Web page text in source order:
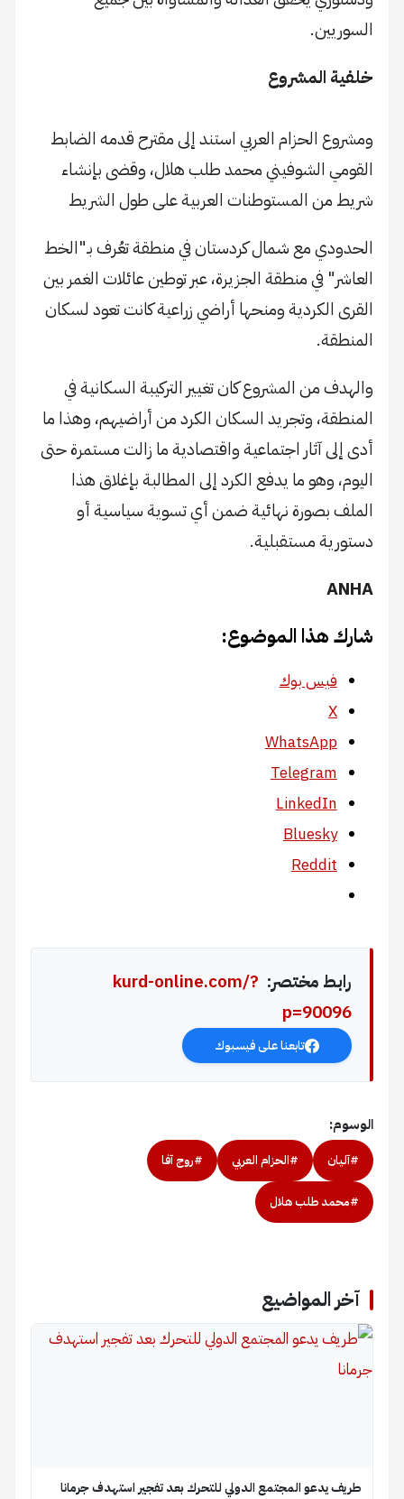
السوريين.
خلفية المشروع
ومشروع الحزام العربي استند إلى مقترح قدمه الضابط
القومي الشوفيني محمد طلب هلال، وقضى بإنشاء
شريط من المستوطنات العربية على طول الشريط
الحدودي مع شمال كردستان في منطقة تعُرف بـ"الخط
العاشر" في منطقة الجزيرة، عبر توطين عائلات الغمر بين
القرى الكردية ومنحها أراضي زراعية كانت تعود لسكان
المنطقة.
والهدف من المشروع كان تغيير التركيبة السكانية في
المنطقة، وتجريد السكان الكرد من أراضيهم، وهذا ما
أدى إلى آثار اجتماعية واقتصادية ما زالت مستمرة حتى
اليوم، وهو ما يدفع الكرد إلى المطالبة بإغلاق هذا
الملف بصورة نهائية ضمن أي تسوية سياسية أو
دستورية مستقبلية.
ANHA
شارك هذا الموضوع:
فيس بوك
X
WhatsApp
Telegram
LinkedIn
Bluesky
Reddit
رابط مختصر: kurd-online.com/?
p=90096
تابعنا على فيسبوك
الوسوم:
#آليان #الحزام العربي #روج آفا
#محمد طلب هلال
آخر المواضيع
طريف يدعو المجتمع الدولي للتحرك بعد تفجير استهدف جرمانا